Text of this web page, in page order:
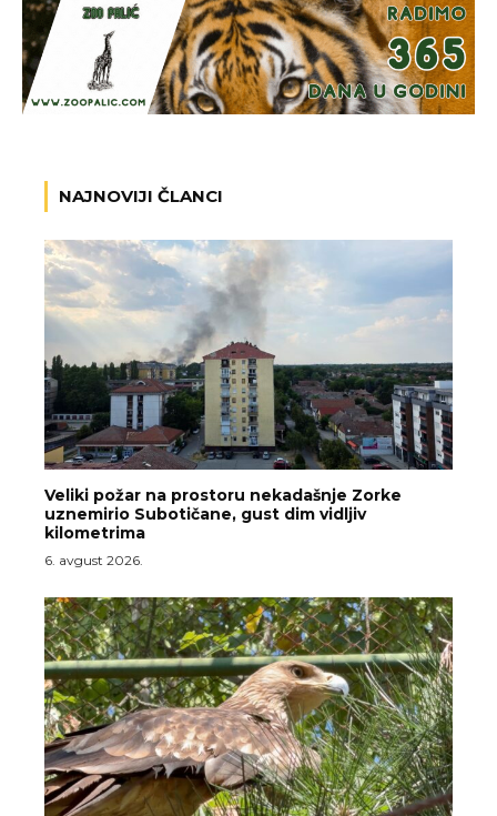
NAJNOVIJI ČLANCI
Veliki požar na prostoru nekadašnje Zorke
uznemirio Subotičane, gust dim vidljiv
kilometrima
6. avgust 2026.